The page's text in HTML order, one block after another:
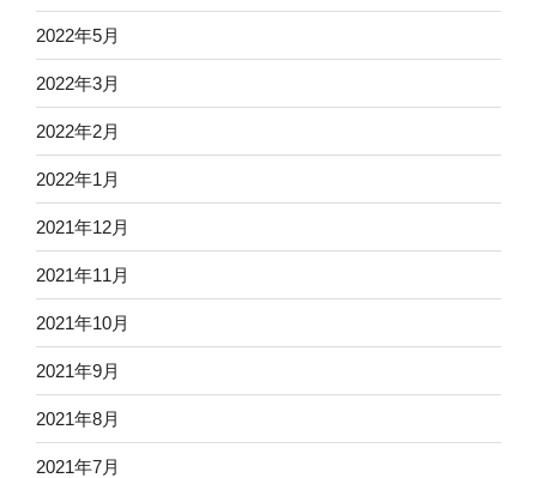
2022年5月
2022年3月
2022年2月
2022年1月
2021年12月
2021年11月
2021年10月
2021年9月
2021年8月
2021年7月